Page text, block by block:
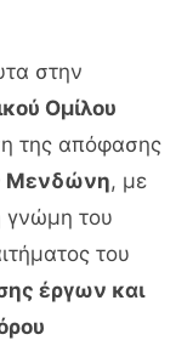
στην
Ομίλου
της απόφασης
Μενδώνη, με
γνώμη του
του
έργων και